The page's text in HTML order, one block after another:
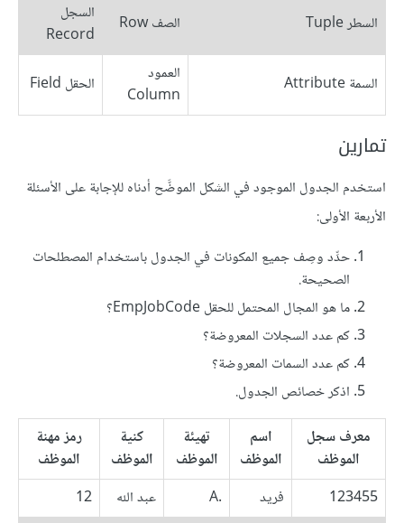
السطر Tuple الصف Row
السجل
Record
السمة Attribute
العمود
Column
الحقل Field
تمارين
استخدم الجدول الموجود في الشكل الموضَّح أدناه للإجابة على الأسئلة
الأربعة الأولى:
حدِّد وصِف جميع المكونات في الجدول باستخدام المصطلحات
الصحيحة.
ما هو المجال المحتمل للحقل EmpJobCode؟
كم عدد السجلات المعروضة؟
كم عدد السمات المعروضة؟
اذكر خصائص الجدول.
معرف سجل
الموظف
اسم
الموظف
تهيئة
الموظف
كنية
الموظف
رمز مهنة
الموظف
123455
فريد .A عبد الله
12